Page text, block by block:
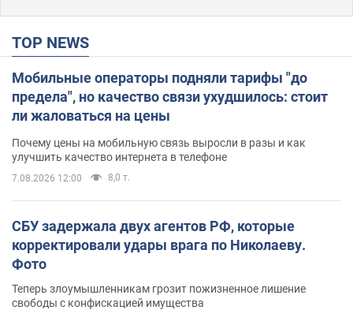
TOP NEWS
Мобильные операторы подняли тарифы "до
предела", но качество связи ухудшилось: стоит
ли жаловаться на цены
Почему цены на мобильную связь выросли в разы и как
улучшить качество интернета в телефоне
7.08.2026 12:00 8,0 т.
СБУ задержала двух агентов РФ, которые
корректировали удары врага по Николаеву.
Фото
Теперь злоумышленникам грозит пожизненное лишение
свободы с конфискацией имущества